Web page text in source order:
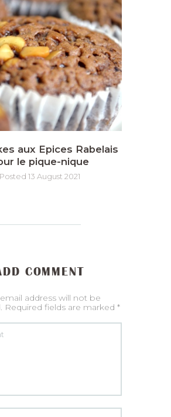
aux Epices Rabelais
le pique-nique
Posted 13 August 2021
COMMENT
address will not be
Required fields are marked *